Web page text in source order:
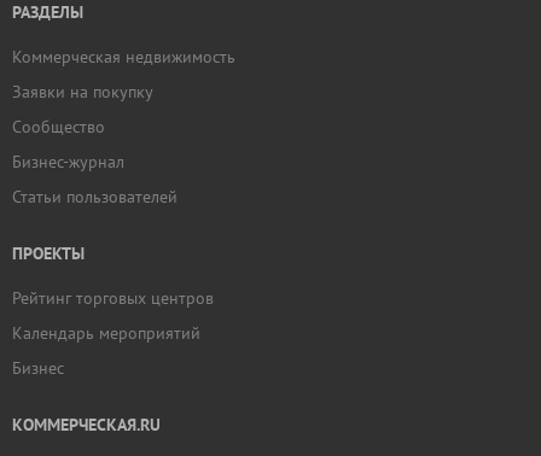
РАЗДЕЛЫ
Коммерческая недвижимость
Заявки на покупку
Сообщество
Бизнес-журнал
Статьи пользователей
ПРОЕКТЫ
Рейтинг торговых центров
Календарь мероприятий
Бизнес
КОММЕРЧЕСКАЯ.RU